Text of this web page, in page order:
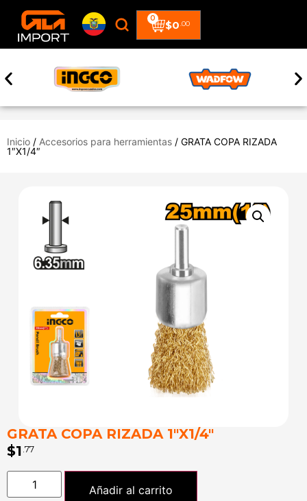
$0 .00
0
Inicio / Accesorios para herramientas / GRATA COPA RIZADA
1″X1/4″
GRATA COPA RIZADA 1″X1/4″
$1 .77
Añadir al carrito